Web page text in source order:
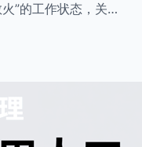
”的工作状态，关…